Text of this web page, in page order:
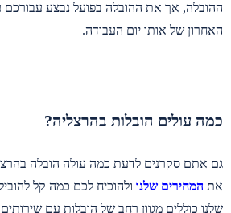
ההובלה, אך את ההובלה בפועל נבצע
האחרון של אותו יום העבודה.
כמה עולים הובלות בהרצליה?
גם אתם סקרנים לדעת כמה עולה הובלה
את המחירים שלנו ולהוכיח לכם כמה קל
שלנו כוללים מגוון רחב של הובלות עם